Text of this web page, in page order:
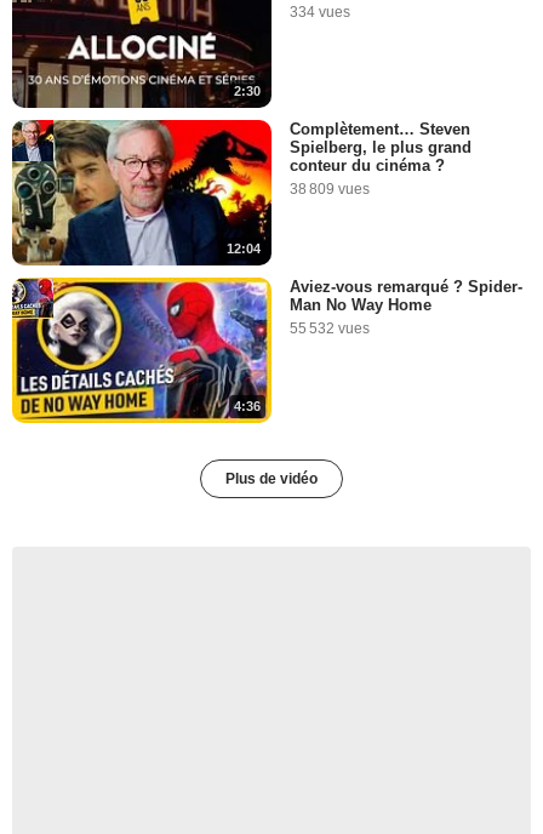
2:30
334 vues
12:04
Complètement… Steven
Spielberg, le plus grand
conteur du cinéma ?
38 809 vues
4:36
Aviez-vous remarqué ? Spider-
Man No Way Home
55 532 vues
Plus de vidéo